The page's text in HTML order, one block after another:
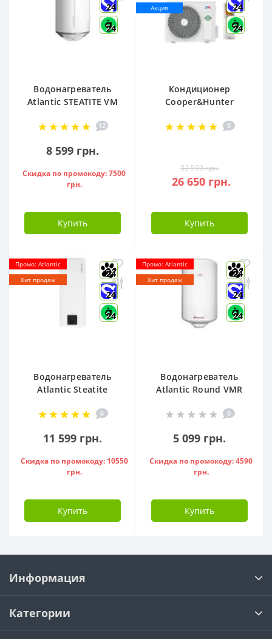
24
24
Водонагреватель
Atlantic STEATITE VM
851188
12
8 599 грн.
Скидка по промокоду: 7500
грн.
Купить
Акция
24
24
Кондиционер
Cooper&Hunter
S12FTXLA2-NG (WI-
5
32 599 грн.
26 650 грн.
Купить
Промо: Atlantic
Хит продаж
24
24
24
Водонагреватель
Atlantic Steatite
1500W, - 841286
6
11 599 грн.
Скидка по промокоду: 10550
грн.
Купить
Промо: Atlantic
Хит продаж
24
24
24
Водонагреватель
Atlantic Round VMR
951136
0
5 099 грн.
Скидка по промокоду: 4590
грн.
Купить
Информация
Категории